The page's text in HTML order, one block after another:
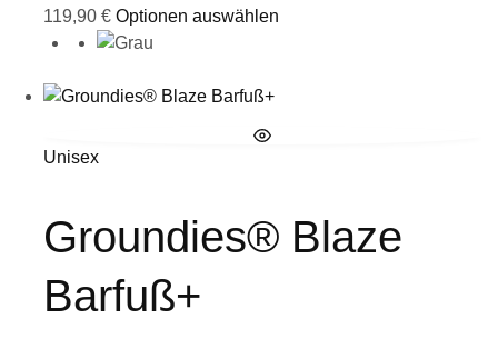
119,90 € Optionen auswählen
Unisex
Groundies® Blaze
Barfuß+